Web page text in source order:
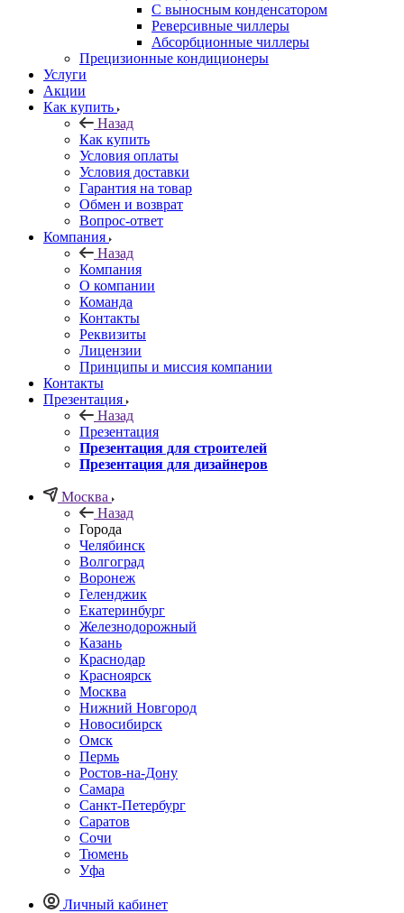
С выносным конденсатором
Реверсивные чиллеры
Абсорбционные чиллеры
Прецизионные кондиционеры
Услуги
Акции
Как купить
Назад
Как купить
Условия оплаты
Условия доставки
Гарантия на товар
Обмен и возврат
Вопрос-ответ
Компания
Назад
Компания
О компании
Команда
Контакты
Реквизиты
Лицензии
Принципы и миссия компании
Контакты
Презентация
Назад
Презентация
Презентация для строителей
Презентация для дизайнеров
Москва
Назад
Города
Челябинск
Волгоград
Воронеж
Геленджик
Екатеринбург
Железнодорожный
Казань
Краснодар
Красноярск
Москва
Нижний Новгород
Новосибирск
Омск
Пермь
Ростов-на-Дону
Самара
Санкт-Петербург
Саратов
Сочи
Тюмень
Уфа
Личный кабинет